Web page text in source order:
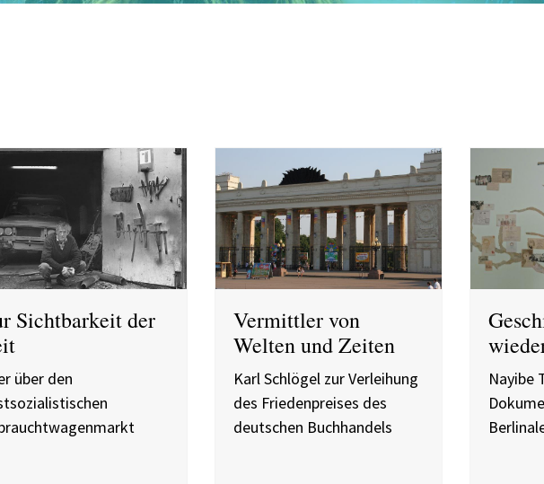
Sichtbarkeit der
über den
Vermittler von
Welten und Zeiten
Karl Schlögel zur Verleihung
des Friedenpreises des
deutschen Buchhandels
Nayibe